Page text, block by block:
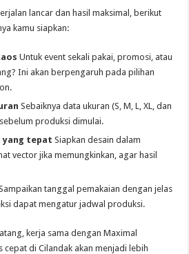
lancar dan hasil maksimal, berikut
kamu siapkan:
Untuk event sekali pakai, promosi, atau
Ini akan berpengaruh pada pilihan
Sebaiknya data ukuran (S, M, L, XL, dan
produksi dimulai.
yang tepat Siapkan desain dalam
vector jika memungkinkan, agar hasil
tanggal pemakaian dengan jelas
dapat mengatur jadwal produksi.
kerja sama dengan Maximal
cepat di Cilandak akan menjadi lebih